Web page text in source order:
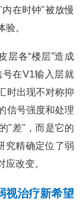
在时钟"被放慢
。
各“楼层”造成
在V1输入层就
时出现不对称抑
信号强度和处理
"差"，而是它的
究精确定位了弱
改变。
视治疗新希望